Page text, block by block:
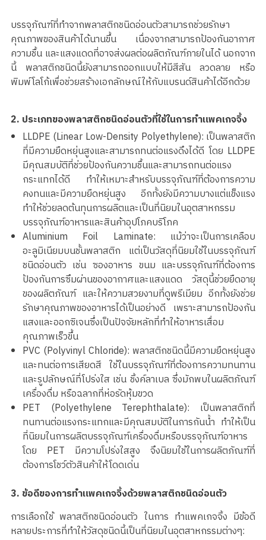
บรรจุภัณฑ์ที่ทำจากพลาสติกชนิดอ่อนตัวสามารถช่วยรักษา
คุณภาพของสินค้าได้นานขึ้น เนื่องจากสามารถป้องกันอากาศ
ความชื้น และแสงแดดที่อาจส่งผลต่อผลิตภัณฑ์ภายในได้ นอกจาก
นี้ พลาสติกชนิดนี้ยังสามารถออกแบบให้มีสีสัน ลวดลาย หรือ
พิมพ์โลโก้เพื่อช่วยสร้างเอกลักษณ์ให้กับแบรนด์สินค้าได้อีกด้วย
2. ประเภทของพลาสติกชนิดอ่อนตัวที่ใช้ในการทำแพคเกจจิ้ง
LLDPE (Linear Low-Density Polyethylene): เป็นพลาสติก
ที่มีความยืดหยุ่นสูงและสามารถทนต่อแรงดึงได้ดี โดย LLDPE
มีคุณสมบัติที่ช่วยป้องกันความชื้นและสามารถทนต่อแรง
กระแทกได้ดี ทำให้เหมาะสำหรับบรรจุภัณฑ์ที่ต้องการความ
คงทนและมีความยืดหยุ่นสูง อีกทั้งยังมีความบางแต่แข็งแรง
ทำให้ช่วยลดต้นทุนการผลิตและเป็นที่นิยมในอุตสาหกรรม
บรรจุภัณฑ์อาหารและสินค้าอุปโภคบริโภค
Aluminium Foil Laminate: แม้ว่าจะเป็นการเคลือบ
อะลูมิเนียมบนชั้นพลาสติก แต่เป็นวัสดุที่นิยมใช้ในบรรจุภัณฑ์
ชนิดอ่อนตัว เช่น ซองอาหาร ขนม และบรรจุภัณฑ์ที่ต้องการ
ป้องกันการซึมผ่านของอากาศและแสงแดด วัสดุนี้ช่วยยืดอายุ
ของผลิตภัณฑ์ และให้ความสวยงามที่ดูพรีเมียม อีกทั้งยังช่วย
รักษาคุณภาพของอาหารได้เป็นอย่างดี เพราะสามารถป้องกัน
แสงและออกซิเจนซึ่งเป็นปัจจัยหลักที่ทำให้อาหารเสื่อม
คุณภาพเร็วขึ้น
PVC (Polyvinyl Chloride): พลาสติกชนิดนี้มีความยืดหยุ่นสูง
และทนต่อการเสียดสี ใช้ในบรรจุภัณฑ์ที่ต้องการความทนทาน
และรูปลักษณ์ที่โปร่งใส เช่น ชิ้งค์ลาเบล ซึ่งมักพบในผลิตภัณฑ์
เครื่องดื่ม หรือฉลากที่ห่อรัดหุ้มขวด
PET (Polyethylene Terephthalate): เป็นพลาสติกที่
ทนทานต่อแรงกระแทกและมีคุณสมบัติในการกันน้ำ ทำให้เป็น
ที่นิยมในการผลิตบรรจุภัณฑ์เครื่องดื่มหรือบรรจุภัณฑ์อาหาร
โดย PET มีความโปร่งใสสูง จึงนิยมใช้ในการผลิตภัณฑ์ที่
ต้องการโชว์ตัวสินค้าให้โดดเด่น
3. ข้อดีของการทำแพคเกจจิ้งด้วยพลาสติกชนิดอ่อนตัว
การเลือกใช้ พลาสติกชนิดอ่อนตัว ในการ ทำแพคเกจจิ้ง มีข้อดี
หลายประการที่ทำให้วัสดุชนิดนี้เป็นที่นิยมในอุตสาหกรรมต่างๆ: